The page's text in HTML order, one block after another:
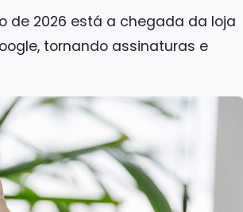
de 2026 está a chegada da loja
tornando assinaturas e